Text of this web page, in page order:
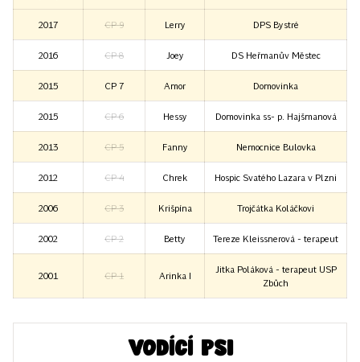
2017 CP 9 Lerry DPS Bystré
2016 CP 8 Joey DS Heřmanův Městec
2015 CP 7 Amor Domovinka
2015 CP 6 Hessy Domovinka ss- p. Hajšmanová
2013 CP 5 Fanny Nemocnice Bulovka
2012 CP 4 Chrek Hospic Svatého Lazara v Plzni
2006 CP 3 Krišpína Trojčátka Koláčkovi
2002 CP 2 Betty Tereze Kleissnerová - terapeut
2001 CP 1 Arinka I
Jitka Poláková - terapeut USP
Zbůch
Vodící psi